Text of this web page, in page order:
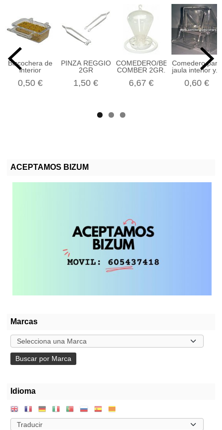
ACEPTAMOS BIZUM
Marcas
Idioma
Bizcochera de
interior
0,50 €
PINZA REGGIO
2GR
1,50 €
COMEDERO/BEBEDERO
COMBER 2GR.
6,67 €
Comedero para
jaula interior y...
0,60 €